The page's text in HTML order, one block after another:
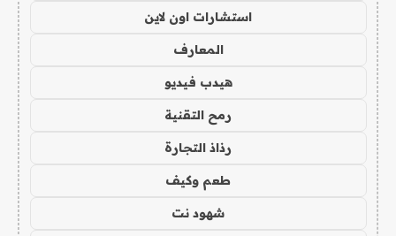
استشارات اون لاين
المعارف
هيدب فيديو
رمح التقنية
رذاذ التجارة
طعم وكيف
شهود نت